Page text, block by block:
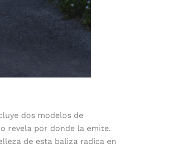
dos modelos de
revela por donde la emite.
de esta baliza radica en